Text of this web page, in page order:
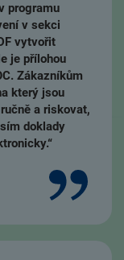
programu
v sekci
vytvořit
je přílohou
Zákazníkům
který jsou
a riskovat,
doklady